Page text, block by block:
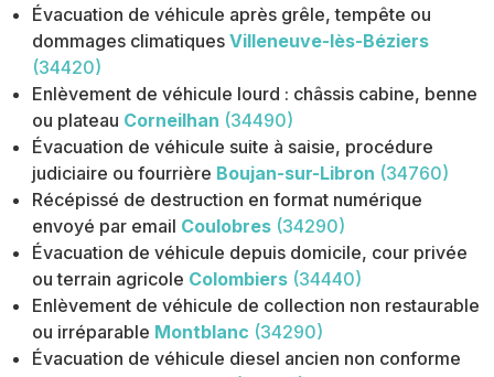
Évacuation de véhicule après grêle, tempête ou
dommages climatiques Villeneuve-lès-Béziers
(34420)
Enlèvement de véhicule lourd : châssis cabine, benne
ou plateau Corneilhan (34490)
Évacuation de véhicule suite à saisie, procédure
judiciaire ou fourrière Boujan-sur-Libron (34760)
Récépissé de destruction en format numérique
envoyé par email Coulobres (34290)
Évacuation de véhicule depuis domicile, cour privée
ou terrain agricole Colombiers (34440)
Enlèvement de véhicule de collection non restaurable
ou irréparable Montblanc (34290)
Évacuation de véhicule diesel ancien non conforme